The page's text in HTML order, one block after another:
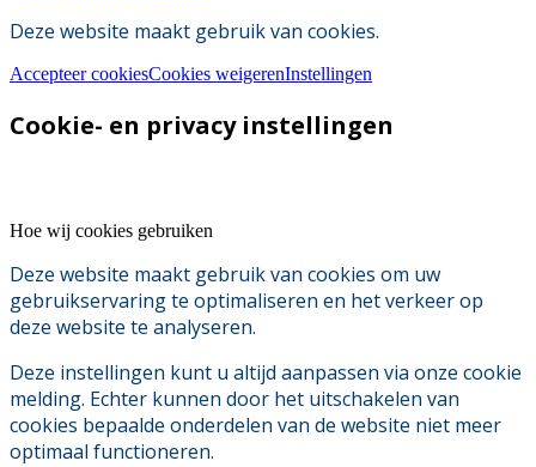
Deze website maakt gebruik van cookies.
Accepteer cookiesCookies weigerenInstellingen
Cookie- en privacy instellingen
Hoe wij cookies gebruiken
Deze website maakt gebruik van cookies om uw
gebruikservaring te optimaliseren en het verkeer op
deze website te analyseren.
Deze instellingen kunt u altijd aanpassen via onze cookie
melding. Echter kunnen door het uitschakelen van
cookies bepaalde onderdelen van de website niet meer
optimaal functioneren.